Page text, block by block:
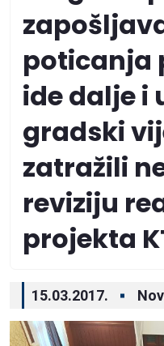
poticanja
ide dalje i
gradski
zatražili
reviziju
projekta
15.03.2017.